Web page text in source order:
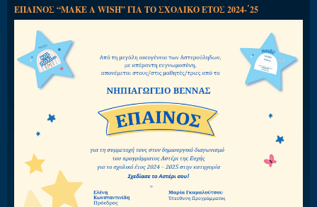
ΕΠΑΙΝΟΣ “MAKE A WISH” ΓΙΑ ΤΟ ΣΧΟΛΙΚΟ ΕΤΟΣ 2024-΄25